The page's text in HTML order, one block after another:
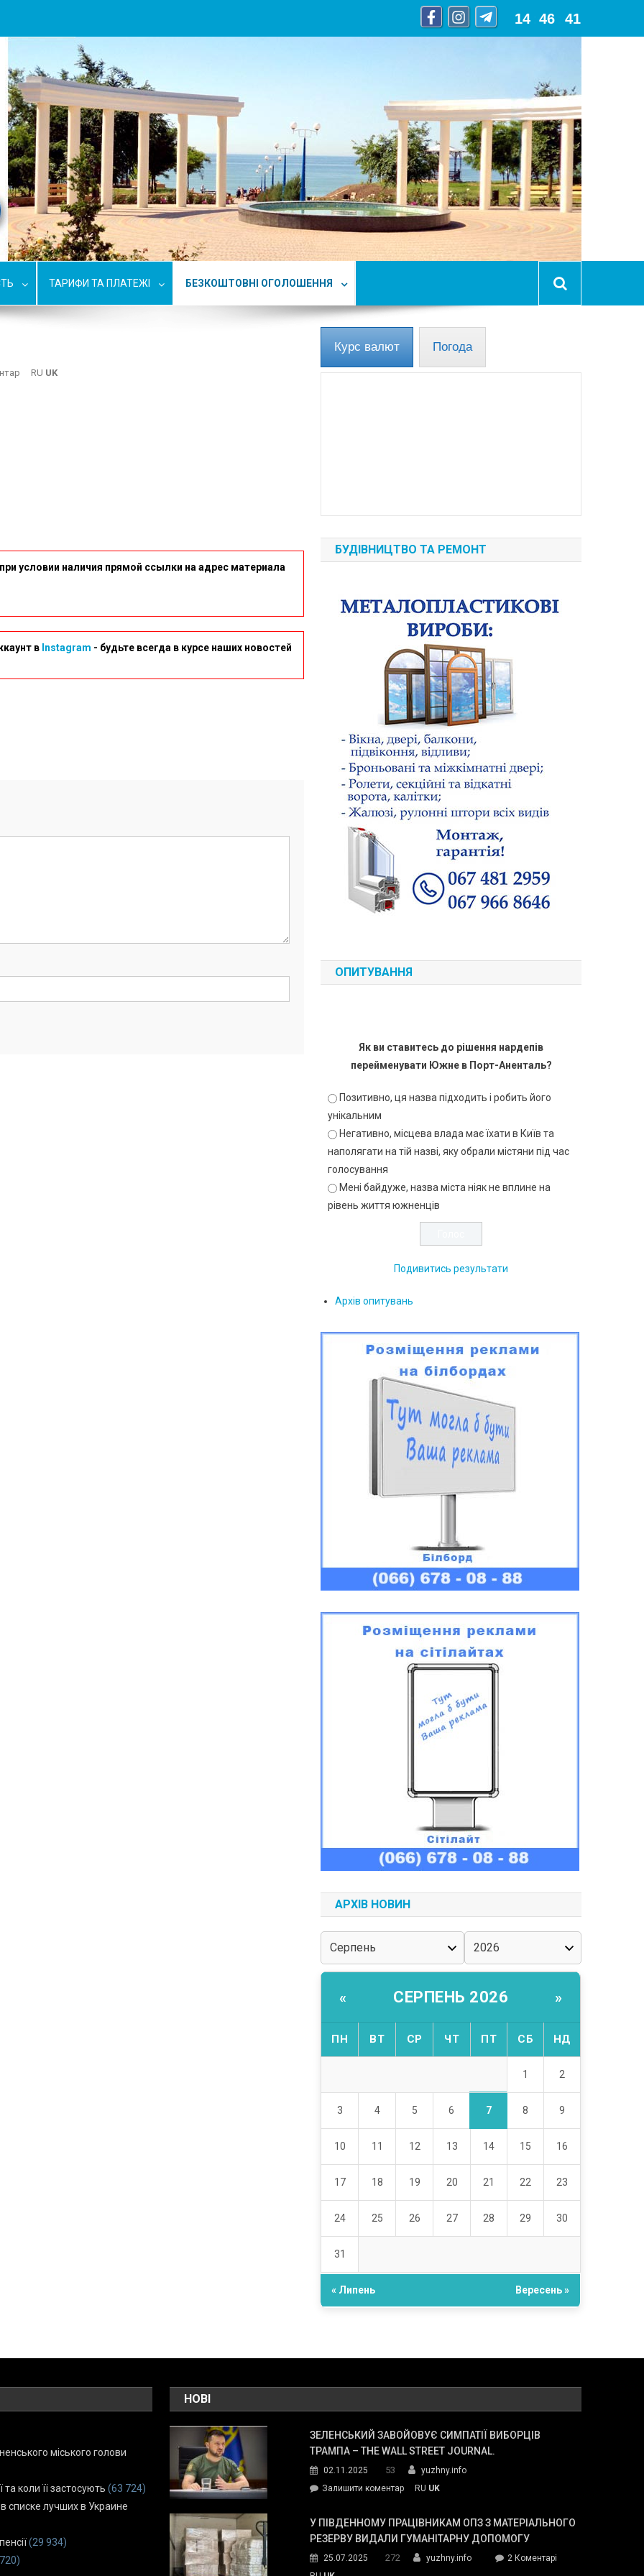
14 46 42
ТАРИФИ ТА ПЛАТЕЖІ БЕЗКОШТОВНІ ОГОЛОШЕННЯ
RU UK
условии наличия прямой ссылки на адрес материала
в Instagram - будьте всегда в курсе наших новостей
Курс валют Погода
БУДІВНИЦТВО ТА РЕМОНТ
ОПИТУВАННЯ
Як ви ставитесь до рішення нардепів
перейменувати Южне в Порт-Аненталь?
Позитивно, ця назва підходить і робить його
унікальним
Негативно, місцева влада має їхати в Київ та
наполягати на тій назві, яку обрали містяни під час
голосування
Мені байдуже, назва міста ніяк не вплине на
рівень життя южненців
Подивитись результати
Архів опитувань
АРХІВ НОВИН
« СЕРПЕНЬ 2026 »
ПН ВТ СР ЧТ ПТ СБ НД
1 2
3 4 5 6 7 8 9
10 11 12 13 14 15 16
17 18 19 20 21 22 23
24 25 26 27 28 29 30
31
« Липень Вересень »
міського голови
коли її застосують (63 724)
списке лучших в Украине
(29 934)
НОВІ
ЗЕЛЕНСЬКИЙ ЗАВОЙОВУЄ СИМПАТІЇ ВИБОРЦІВ
ТРАМПА – THE WALL STREET JOURNAL.
02.11.2025 53
yuzhny.info
Залишити коментарon
завойовує
симпатії
Трампа
RU UK
У ПІВДЕННОМУ ПРАЦІВНИКАМ ОПЗ З МАТЕРІАЛЬНОГО
РЕЗЕРВУ ВИДАЛИ ГУМАНІТАРНУ ДОПОМОГУ
25.07.2025 272 yuzhny.info 2 Коментарідо